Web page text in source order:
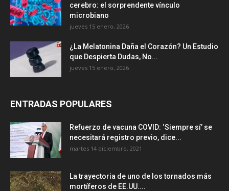
cerebro: el sorprendente vínculo
microbiano
jueves 15 enero, 2026
¿La Melatonina Daña el Corazón? Un Estudio
que Despierta Dudas, No...
jueves 15 enero, 2026
ENTRADAS POPULARES
Refuerzo de vacuna COVID: ‘Siempre sí’ se
necesitará registro previo, dice...
martes 14 diciembre, 2021
La trayectoria de uno de los tornados más
mortíferos de EE.UU....